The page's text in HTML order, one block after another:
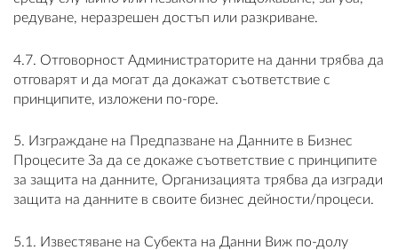
редуване, неразрешен достъп или разкриване.
4.7. Отговорност Администраторите на данни трябва да
отговарят и да могат да докажат съответствие с
принципите, изложени по-горе.
5. Изграждане на Предпазване на Данните в Бизнес
Процесите За да се докаже съответствие с принципите
за защита на данните, Организацията трябва да изгради
защита на данните в своите бизнес дейности/процеси.
5.1. Известяване на Субекта на Данни Виж по-долу